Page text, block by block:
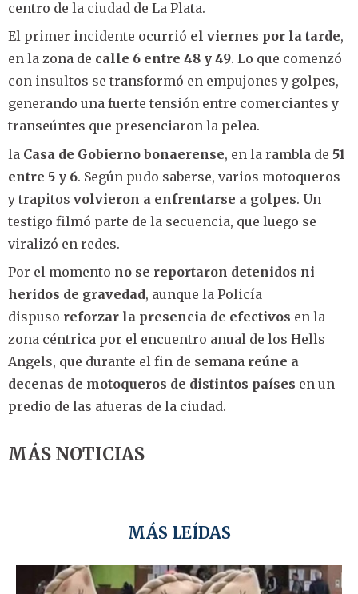
centro de la ciudad de La Plata.
El primer incidente ocurrió el viernes por la tarde,
en la zona de calle 6 entre 48 y 49. Lo que comenzó
con insultos se transformó en empujones y golpes,
generando una fuerte tensión entre comerciantes y
transeúntes que presenciaron la pelea.
la Casa de Gobierno bonaerense, en la rambla de 51
entre 5 y 6. Según pudo saberse, varios motoqueros
y trapitos volvieron a enfrentarse a golpes. Un
testigo filmó parte de la secuencia, que luego se
viralizó en redes.
Por el momento no se reportaron detenidos ni
heridos de gravedad, aunque la Policía
dispuso reforzar la presencia de efectivos en la
zona céntrica por el encuentro anual de los Hells
Angels, que durante el fin de semana reúne a
decenas de motoqueros de distintos países en un
predio de las afueras de la ciudad.
MÁS NOTICIAS
MÁS LEÍDAS